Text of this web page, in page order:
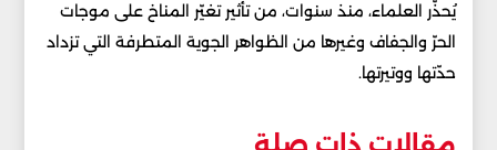
يُحذّر العلماء، منذ سنوات، من تأثير تغيّر المناخ على موجات
الحرّ والجفاف وغيرها من الظواهر الجوية المتطرفة التي تزداد
حدّتها ووتيرتها.